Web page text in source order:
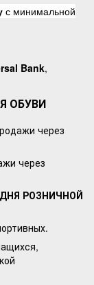
с минимальной
Bank,
ОБУВИ
через
через
РОЗНИЧНОЙ